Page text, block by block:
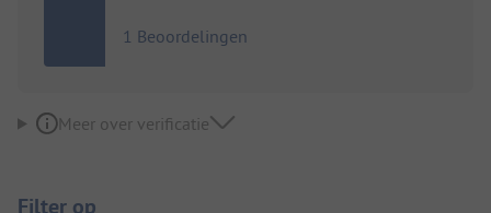
1 Beoordelingen
Meer over verificatie
Filter op